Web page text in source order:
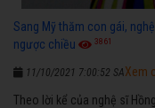
Sang Mỹ thăm con gái,
ngược chiều
3861
11/10/2021 7:00:52 SA
Theo lời kể của nghệ sĩ
Xem